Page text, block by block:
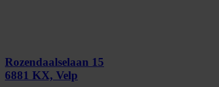
Rozendaalselaan 15
6881 KX, Velp